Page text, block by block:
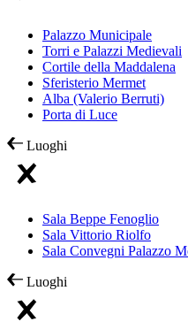
Palazzo Municipale
Torri e Palazzi Medievali
Cortile della Maddalena
Sferisterio Mermet
Alba (Valerio Berruti)
Porta di Luce
Luoghi
Sala Beppe Fenoglio
Sala Vittorio Riolfo
Sala Convegni Palazzo
Luoghi